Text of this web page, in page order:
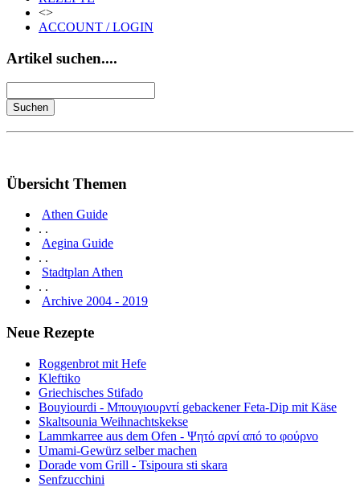
<>
ACCOUNT / LOGIN
Artikel suchen....
Übersicht Themen
Athen Guide
. .
Aegina Guide
. .
Stadtplan Athen
. .
Archive 2004 - 2019
Neue Rezepte
Roggenbrot mit Hefe
Kleftiko
Griechisches Stifado
Bouyiourdi - Μπουγιουρντί gebackener Feta-Dip mit Käse
Skaltsounia Weihnachtskekse
Lammkarree aus dem Ofen - Ψητό αρνί από το φούρνο
Umami-Gewürz selber machen
Dorade vom Grill - Tsipoura sti skara
Senfzucchini